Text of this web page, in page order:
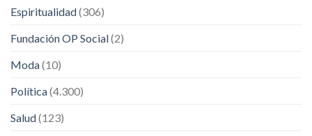
Espiritualidad(306)
Fundación OP Social(2)
Moda(10)
Política(4.300)
Salud(123)